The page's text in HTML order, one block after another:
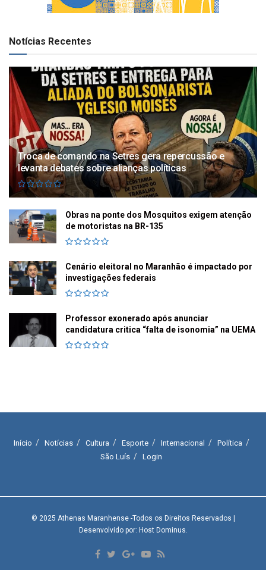
Notícias Recentes
Troca de comando na Setres gera repercussão e
levanta debates sobre alianças políticas
Obras na ponte dos Mosquitos exigem atenção
de motoristas na BR-135
Cenário eleitoral no Maranhão é impactado por
investigações federais
Professor exonerado após anunciar
candidatura critica “falta de isonomia” na UEMA
Início Notícias Cultura Esporte Internacional
Política
São Luís
Login
© 2025 Athenas Maranhense-Todos os Direitos Reservados |
Desenvolvido por: Host Dominus